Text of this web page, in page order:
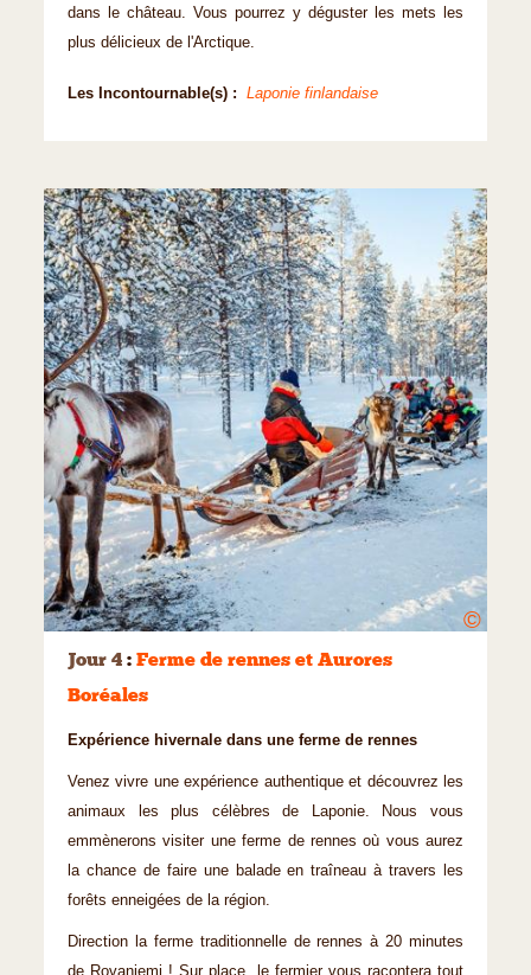
dans le château. Vous pourrez y déguster les mets les
plus délicieux de l'Arctique.
Les Incontournable(s) : Laponie finlandaise
©
Jour 4 : Ferme de rennes et Aurores
Boréales
Expérience hivernale dans une ferme de rennes
Venez vivre une expérience authentique et découvrez les
animaux les plus célèbres de Laponie. Nous vous
emmènerons visiter une ferme de rennes où vous aurez
la chance de faire une balade en traîneau à travers les
forêts enneigées de la région.
Direction la ferme traditionnelle de rennes à 20 minutes
de Rovaniemi ! Sur place, le fermier vous racontera tout